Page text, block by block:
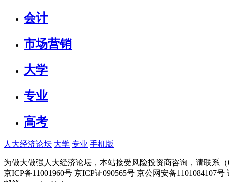
会计
市场营销
大学
专业
高考
人大经济论坛 大学 专业 手机版
为做大做强人大经济论坛，本站接受风险投资商咨询，请联系（
京ICP备11001960号 京ICP证090565号 京公网安备1101084107